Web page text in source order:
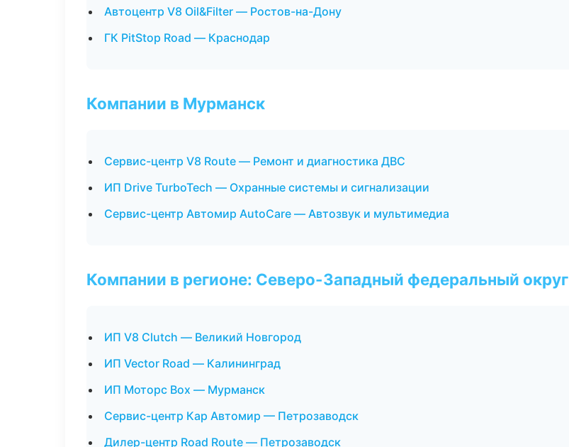
Автоцентр V8 Oil&Filter — Ростов-на-Дону
ГК PitStop Road — Краснодар
Компании в Мурманск
Сервис-центр V8 Route — Ремонт и диагностика ДВС
ИП Drive TurboTech — Охранные системы и сигнализации
Сервис-центр Автомир AutoCare — Автозвук и мультимедиа
Компании в регионе: Северо-Западный федеральный округ
ИП V8 Clutch — Великий Новгород
ИП Vector Road — Калининград
ИП Моторс Box — Мурманск
Сервис-центр Кар Автомир — Петрозаводск
Дилер-центр Road Route — Петрозаводск